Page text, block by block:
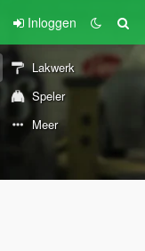
Inloggen
Lakwerk
Speler
Meer